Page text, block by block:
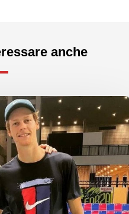
anche